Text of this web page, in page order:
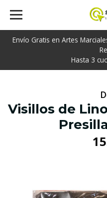
Envío Gratis en Artes
Hasta 3
Visillos de